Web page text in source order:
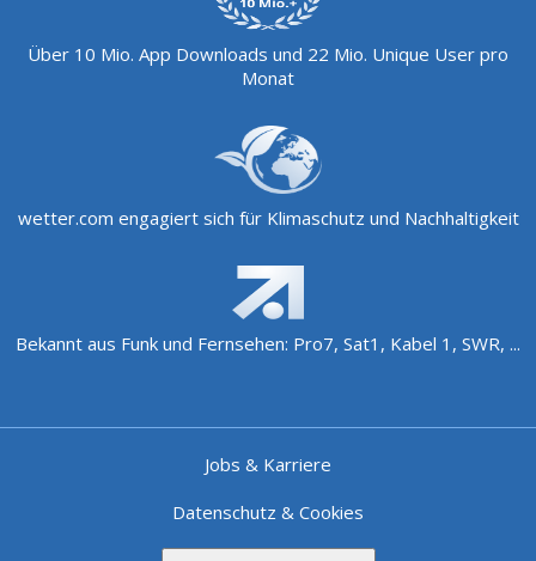
Über 10 Mio. App Downloads und 22 Mio. Unique User pro
Monat
wetter.com engagiert sich für Klimaschutz und Nachhaltigkeit
Bekannt aus Funk und Fernsehen: Pro7, Sat1, Kabel 1, SWR, ...
Jobs & Karriere
Datenschutz & Cookies